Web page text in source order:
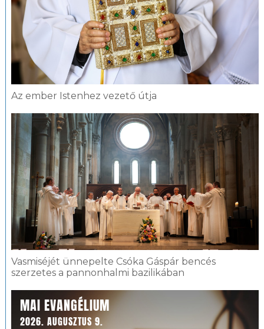
Az ember Istenhez vezető útja
Vasmiséjét ünnepelte Csóka Gáspár bencés
szerzetes a pannonhalmi bazilikában
MAI EVANGÉLIUM
2026. AUGUSZTUS 9.